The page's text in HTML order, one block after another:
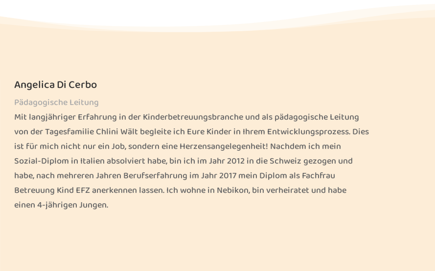
Angelica Di Cerbo
Pädagogische Leitung
Mit langjähriger Erfahrung in der Kinderbetreuungsbranche und als pädagogische Leitung
von der Tagesfamilie Chlini Wält begleite ich Eure Kinder in Ihrem Entwicklungsprozess. Dies
ist für mich nicht nur ein Job, sondern eine Herzensangelegenheit! Nachdem ich mein
Sozial-Diplom in Italien absolviert habe, bin ich im Jahr 2012 in die Schweiz gezogen und
habe, nach mehreren Jahren Berufserfahrung im Jahr 2017 mein Diplom als Fachfrau
Betreuung Kind EFZ anerkennen lassen. Ich wohne in Nebikon, bin verheiratet und habe
einen 4-jährigen Jungen.